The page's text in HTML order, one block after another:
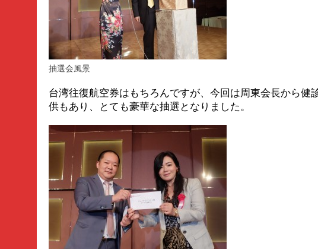
抽選会風景
台湾往復航空券はもちろんですが、今回は周東会長から健
供もあり、とても豪華な抽選となりました。